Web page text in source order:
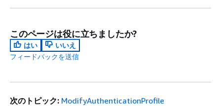
このページは役に立ちましたか?
はい
いいえ
フィードバックを送信
次のトピック: ModifyAuthenticationProfile